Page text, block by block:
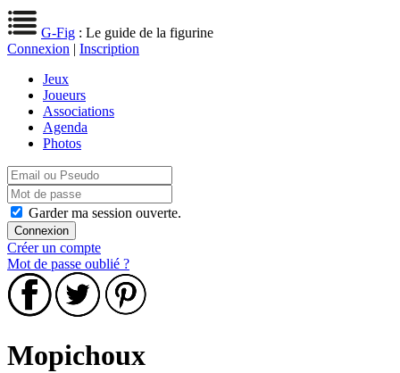
G-Fig : Le guide de la figurine
Connexion | Inscription
Jeux
Joueurs
Associations
Agenda
Photos
Garder ma session ouverte.
Créer un compte
Mot de passe oublié ?
Mopichoux